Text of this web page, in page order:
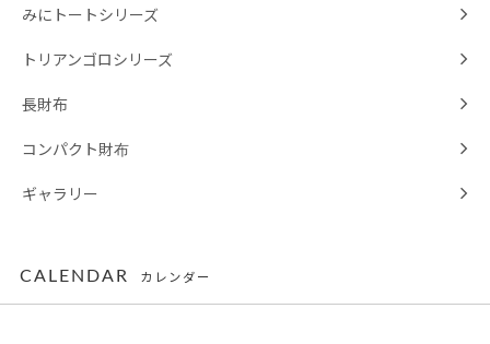
みにトートシリーズ
トリアンゴロシリーズ
長財布
コンパクト財布
ギャラリー
CALENDAR カレンダー